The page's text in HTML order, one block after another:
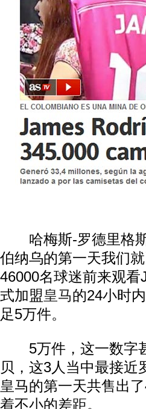
哈梅斯-罗德里格斯
伯纳乌的第一天我们
46000名球迷前来观
式加盟皇马的24小时
足5万件。
5万件，这一数字
贝，这3人当中最接近
皇马的第一天共售出
着不小的差距。